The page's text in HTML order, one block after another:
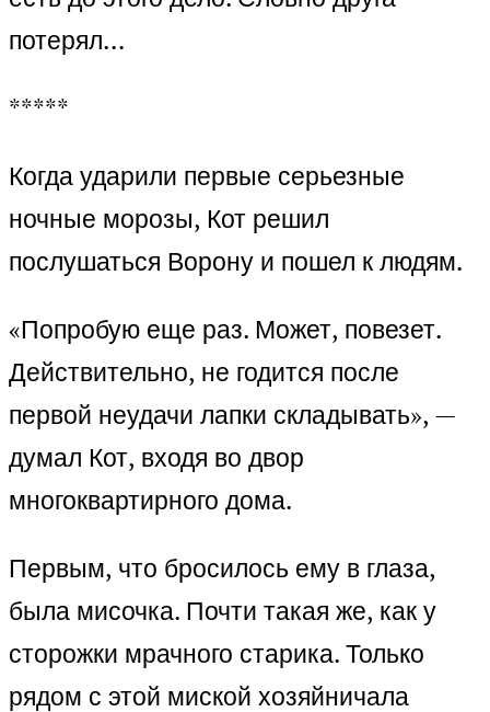
потерял…
*****
Когда ударили первые серьезные
ночные морозы, Кот решил
послушаться Ворону и пошел к людям.
«Попробую еще раз. Может, повезет.
Действительно, не годится после
первой неудачи лапки складывать», —
думал Кот, входя во двор
многоквартирного дома.
Первым, что бросилось ему в глаза,
была мисочка. Почти такая же, как у
сторожки мрачного старика. Только
рядом с этой миской хозяйничала